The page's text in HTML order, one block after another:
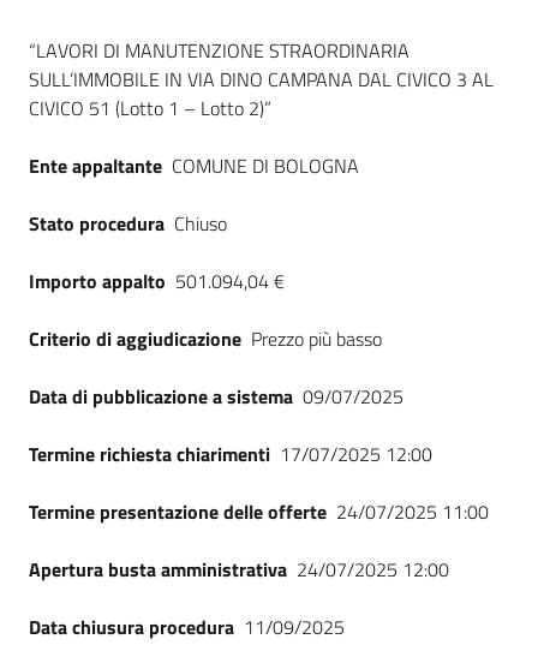
Dati del bando
“LAVORI DI MANUTENZIONE STRAORDINARIA
SULL’IMMOBILE IN VIA DINO CAMPANA DAL CIVICO 3 AL
CIVICO 51 (Lotto 1 – Lotto 2)”
Ente appaltante COMUNE DI BOLOGNA
Stato procedura Chiuso
Importo appalto 501.094,04 €
Criterio di aggiudicazione Prezzo più basso
Data di pubblicazione a sistema 09/07/2025
Termine richiesta chiarimenti 17/07/2025 12:00
Termine presentazione delle offerte 24/07/2025 11:00
Apertura busta amministrativa 24/07/2025 12:00
Data chiusura procedura 11/09/2025